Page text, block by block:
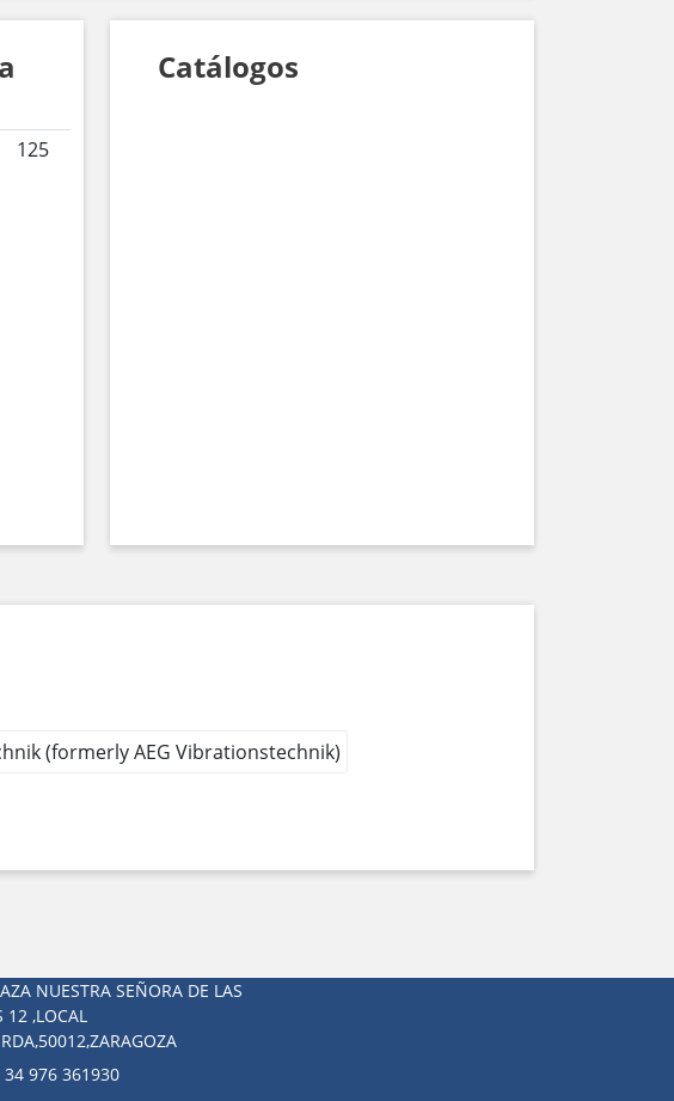
125
Catálogos
(formerly AEG Vibrationstechnik)
NUESTRA SEÑORA DE LAS
12 ,LOCAL
34 976 361930